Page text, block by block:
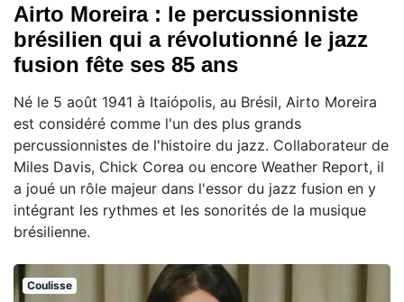
Airto Moreira : le percussionniste
brésilien qui a révolutionné le jazz
fusion fête ses 85 ans
Né le 5 août 1941 à Itaiópolis, au Brésil, Airto Moreira
est considéré comme l'un des plus grands
percussionnistes de l'histoire du jazz. Collaborateur de
Miles Davis, Chick Corea ou encore Weather Report, il
a joué un rôle majeur dans l'essor du jazz fusion en y
intégrant les rythmes et les sonorités de la musique
brésilienne.
Coulisse